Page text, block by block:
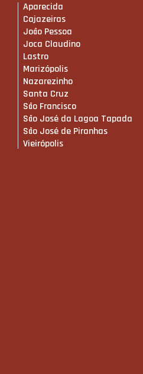
Aparecida
Cajazeiras
João Pessoa
Joca Claudino
Lastro
Marizópolis
Nazarezinho
Santa Cruz
São Francisco
São José da Lagoa Tapada
São José de Piranhas
Vieirópolis